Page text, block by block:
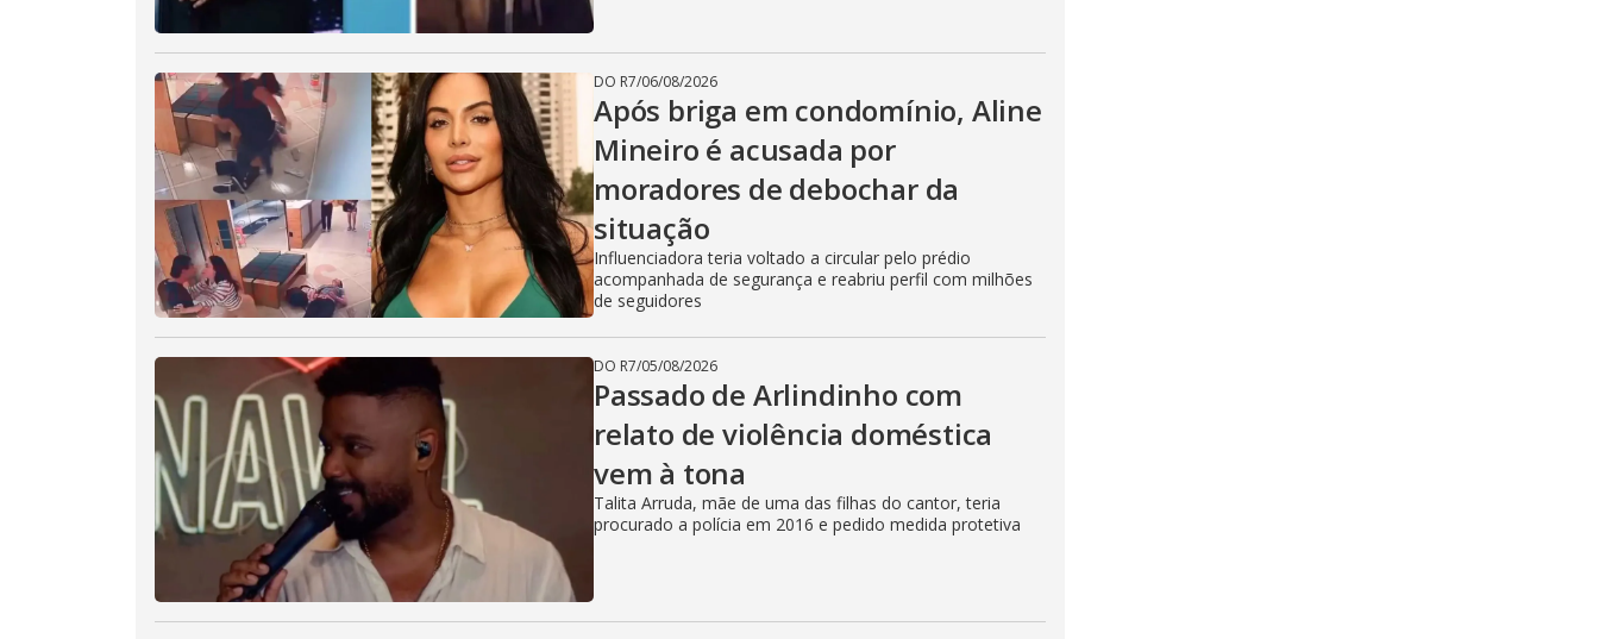
DO R7/06/08/2026
Após briga em condomínio, Aline
Mineiro é acusada por
moradores de debochar da
situação
Influenciadora teria voltado a circular pelo prédio
acompanhada de segurança e reabriu perfil com milhões
de seguidores
DO R7/05/08/2026
Passado de Arlindinho com
relato de violência doméstica
vem à tona
Talita Arruda, mãe de uma das filhas do cantor, teria
procurado a polícia em 2016 e pedido medida protetiva